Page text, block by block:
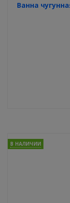
Ванна
В НАЛИЧИИ